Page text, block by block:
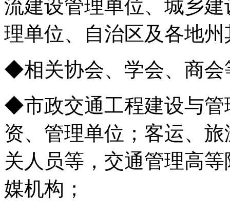
流建设管理单位、城乡
理单位、自治区及各地
◆相关协会、学会、商会
◆市政交通工程建设与管
资、管理单位；客运、
关人员等，交通管理高
媒机构；